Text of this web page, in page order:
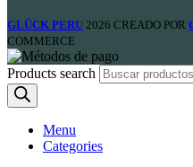
GLÜCK PERU 2026 CREADO POR
COMMERCE
Products search
Menu
Categories